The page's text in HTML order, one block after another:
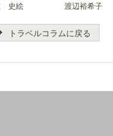
史絵 渡辺裕希子
トラベルコラムに戻る